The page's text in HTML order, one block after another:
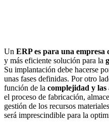
Un ERP es para una
y más eficiente solución para la
Su implantación debe hacerse
unas fases definidas. Por otro
función de la complejidad y las
el proceso de fabricación,
gestión de los recursos
será imprescindible para la